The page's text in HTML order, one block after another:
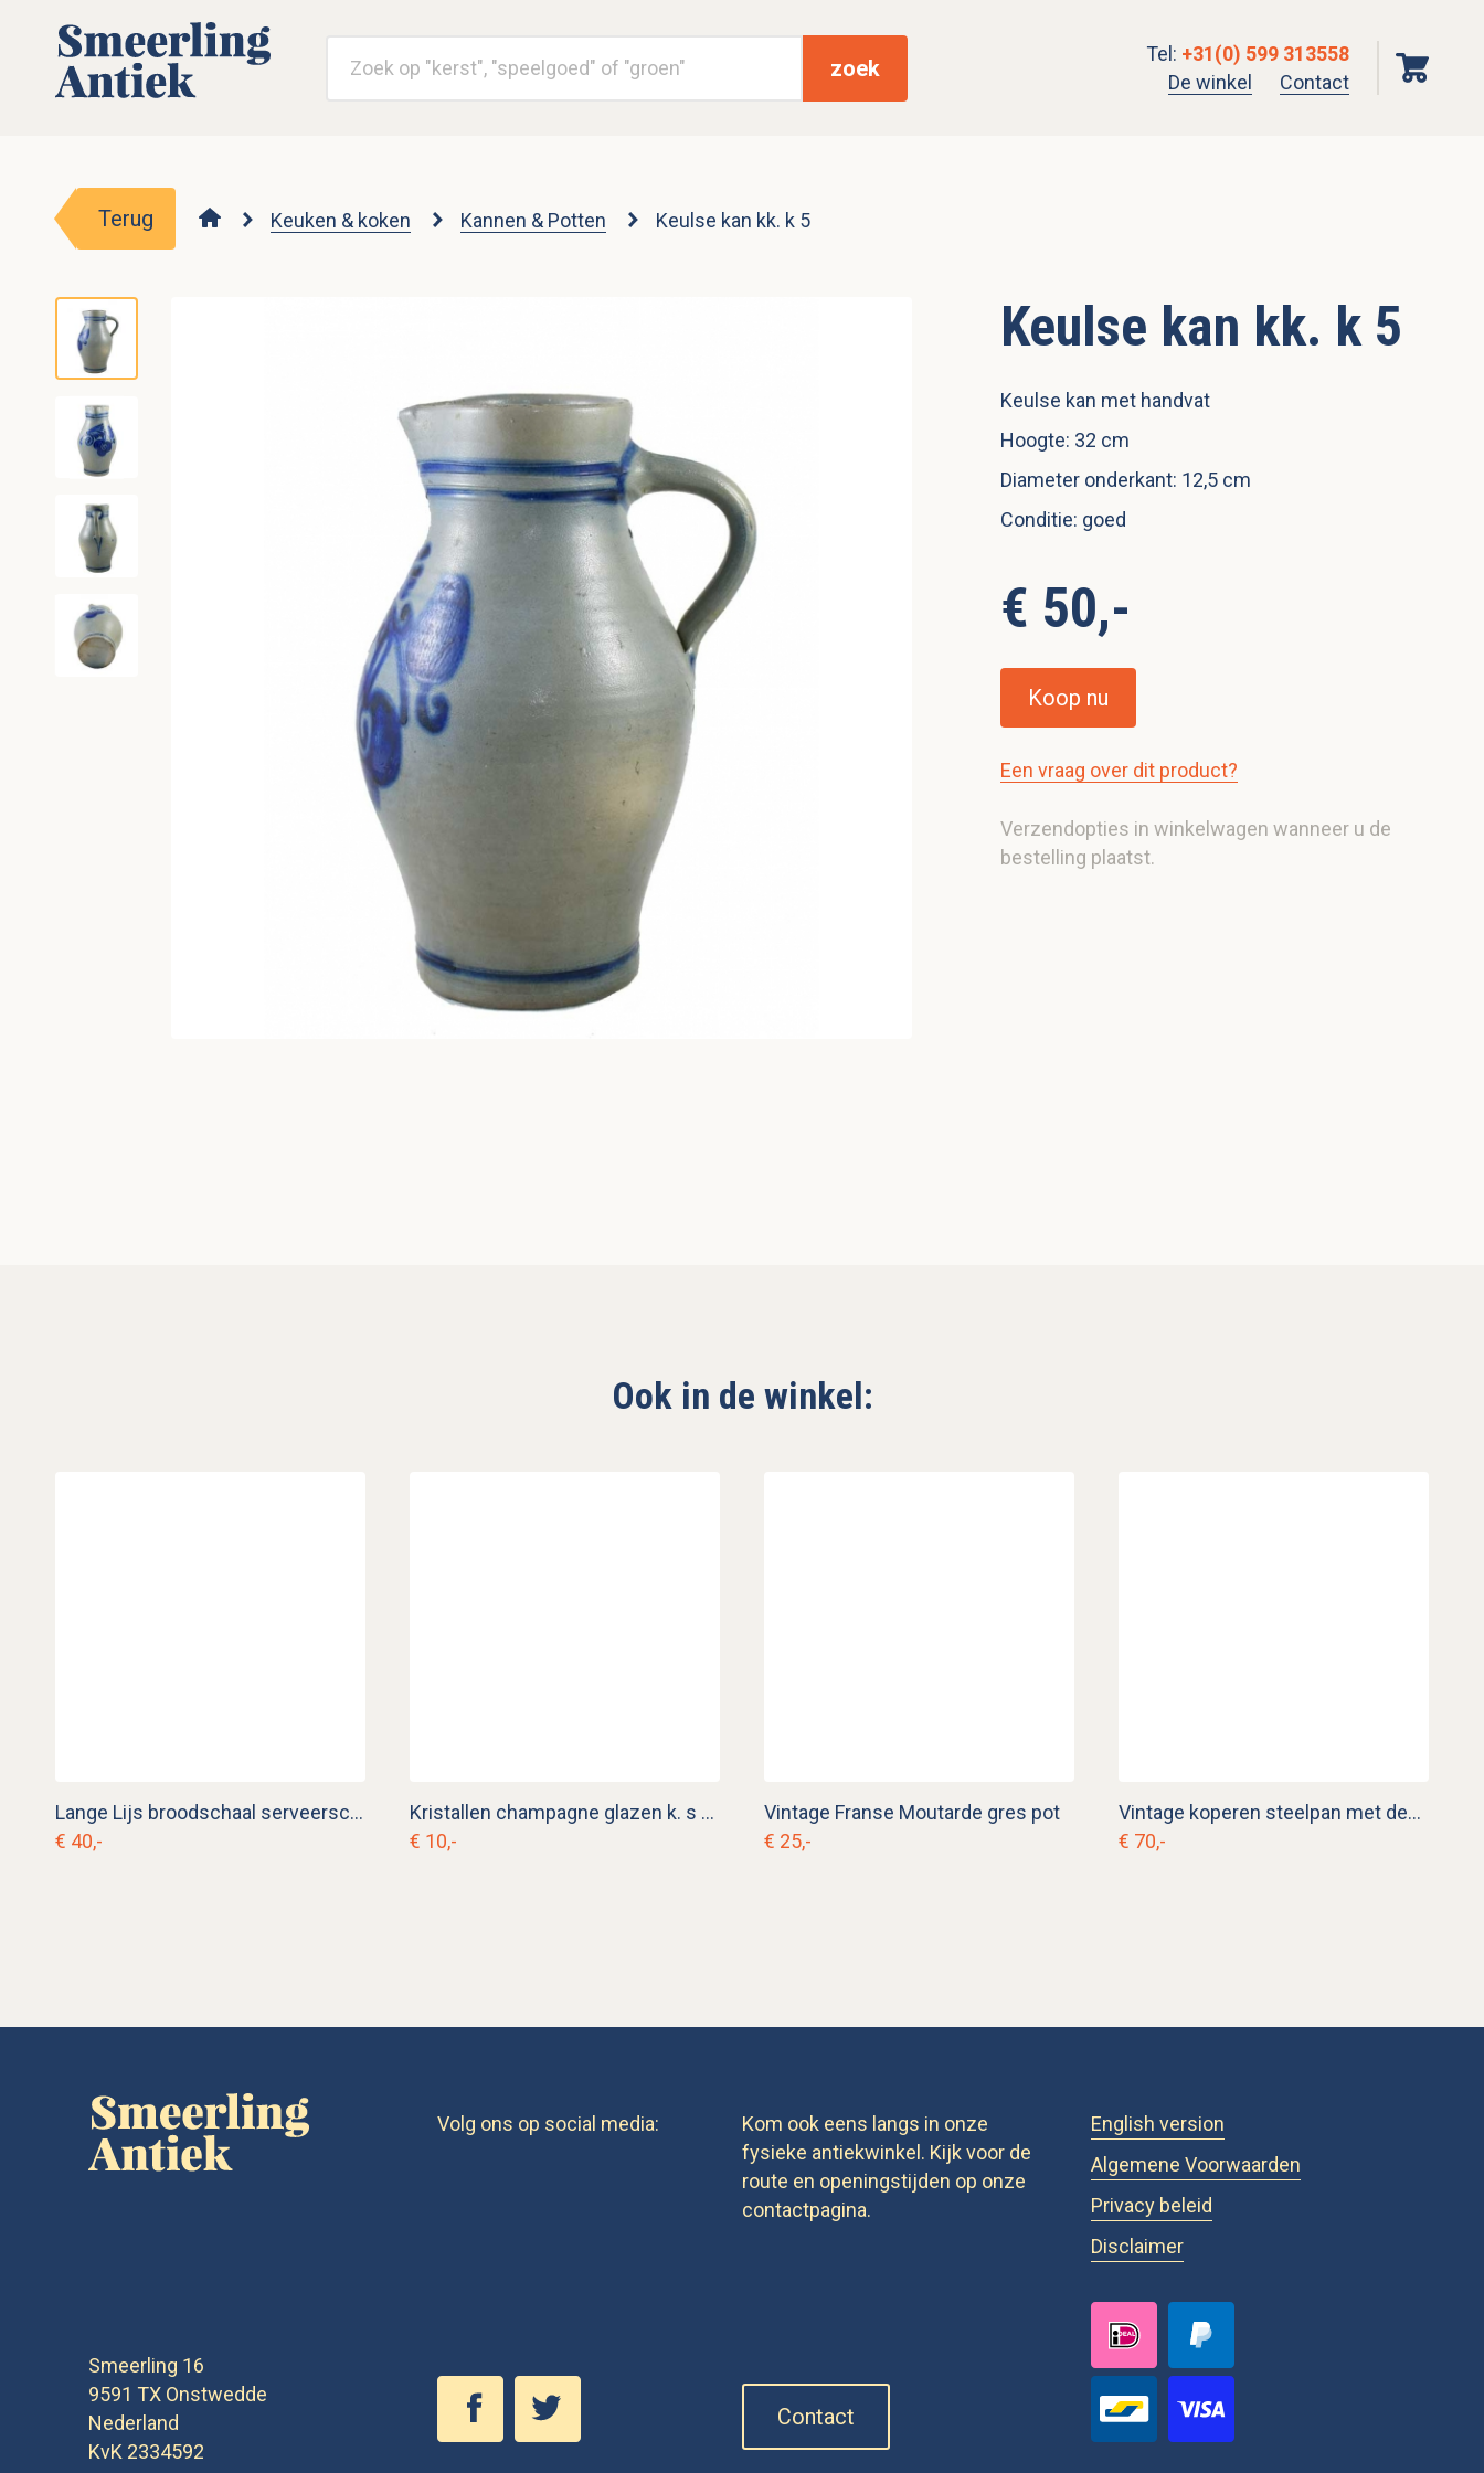
zoek
Tel: +31(0) 599 313558
De winkel
Contact
Terug Keuken & koken Kannen & Potten Keulse kan kk. k 5
Keulse kan kk. k 5
Keulse kan met handvat
Hoogte: 32 cm
Diameter onderkant: 12,5 cm
Conditie: goed
€ 50,-
Koop nu
Een vraag over dit product?
Verzendopties in winkelwagen wanneer u de
bestelling plaatst.
Ook in de winkel:
Lange Lijs broodschaal serveerschaal
€ 40,-
Kristallen champagne glazen k. s 10
€ 10,-
Vintage Franse Moutarde gres pot
€ 25,-
Vintage koperen steelpan met deksel kk. p 18
€ 70,-
Smeerling 16
9591 TX Onstwedde
Nederland
KvK 2334592
Volg ons op social media:
Kom ook eens langs in onze
fysieke antiekwinkel. Kijk voor de
route en openingstijden op onze
contactpagina.
Contact
English version
Algemene Voorwaarden
Privacy beleid
Disclaimer